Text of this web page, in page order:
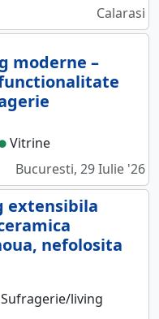
Calarasi
moderne –
Vitrine
Bucuresti, 29 Iulie '26
extensibila
nefolosita
living